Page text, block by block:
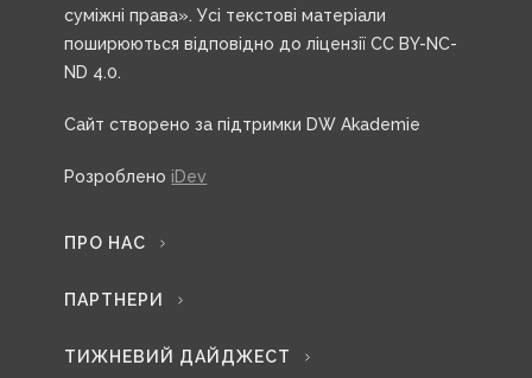
суміжні права». Усі текстові матеріали
поширюються відповідно до ліцензії CC BY-NC-
ND 4.0.
Сайт створено за підтримки DW Akademie
Розроблено iDev
ПРО НАС
ПАРТНЕРИ
ТИЖНЕВИЙ ДАЙДЖЕСТ